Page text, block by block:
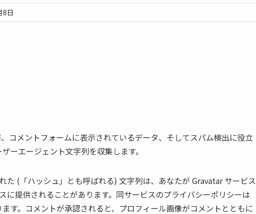
8日
コメントフォームに表示されているデータ、そしてスパム検出に役立
ーエージェント文字列を収集します。
た (「ハッシュ」とも呼ばれる) 文字列は、あなたが Gravatar サービス
に提供されることがあります。同サービスのプライバシーポリシーは
。コメントが承認されると、プロフィール画像がコメントとともに